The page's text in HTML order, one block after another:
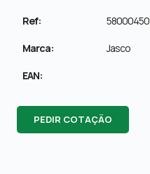
Ref: 58000450
Marca: Jasco
EAN:
PEDIR COTAÇÃO